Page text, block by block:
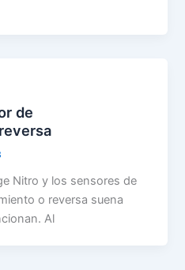
de
Nitro y los sensores de
o reversa suena
Al